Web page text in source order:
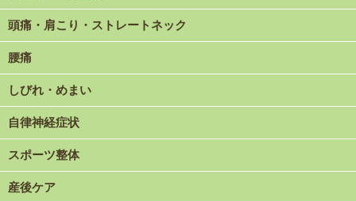
頭痛・肩こり・ストレートネック
腰痛
しびれ・めまい
自律神経症状
スポーツ整体
産後ケア